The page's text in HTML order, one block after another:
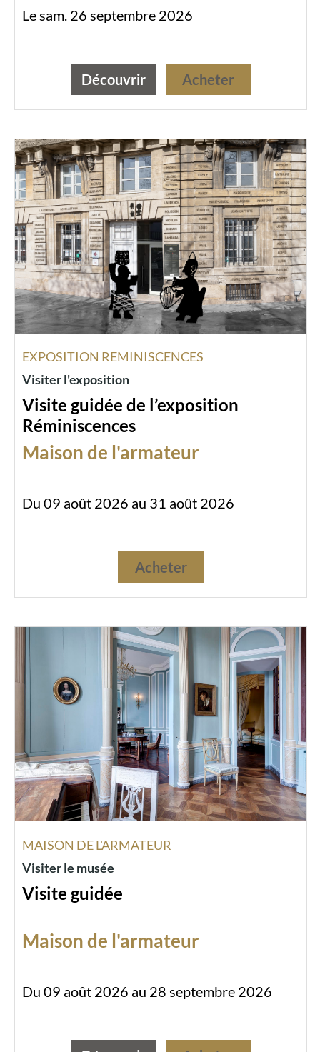
Le sam. 26 septembre 2026
Découvrir Acheter
EXPOSITION REMINISCENCES
Visiter l'exposition
Visite guidée de l’exposition
Réminiscences
Maison de l'armateur
Du 09 août 2026 au 31 août 2026
Acheter
MAISON DE L'ARMATEUR
Visiter le musée
Visite guidée
Maison de l'armateur
Du 09 août 2026 au 28 septembre 2026